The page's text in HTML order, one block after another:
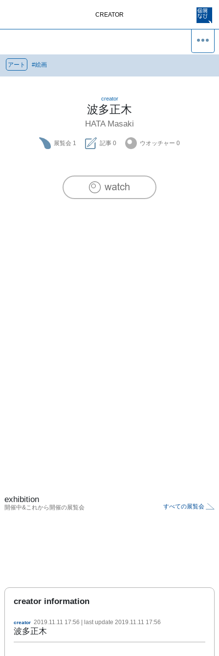
CREATOR
アート #絵画
creator
波多正木
HATA Masaki
展覧会 1 記事 0 ウオッチャー 0
exhibition
開催中&これから開催の展覧会 すべての展覧会
creator information
creator 2019.11.11 17:56 | last update 2019.11.11 17:56
波多正木